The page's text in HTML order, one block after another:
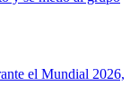
el Mundial 2026,